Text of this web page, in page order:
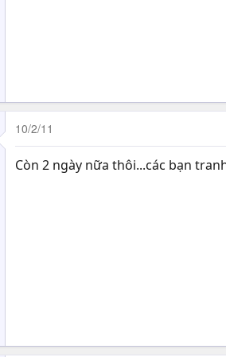
10/2/11
Còn 2 ngày nữa thôi...các bạn